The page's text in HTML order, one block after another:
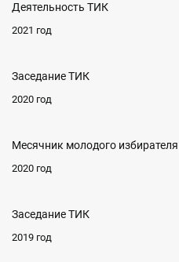
Деятельность ТИК
2021 год
Заседание ТИК
2020 год
Месячник молодого избирателя
2020 год
Заседание ТИК
2019 год